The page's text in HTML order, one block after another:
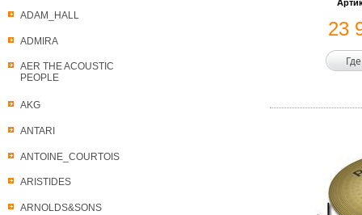
ADAM_HALL
ADMIRA
AER THE ACOUSTIC
PEOPLE
AKG
ANTARI
ANTOINE_COURTOIS
ARISTIDES
ARNOLDS&SONS
23